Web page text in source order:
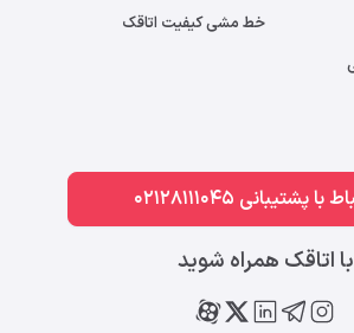
خط مشی کیفیت اتاقک
با پشتیبانی 02128111045
با اتاقک همراه شوید